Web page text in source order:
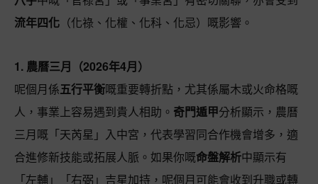
流年四化 （化祿、化權、化科、化忌）嘅影響。
1. 農曆三月（2026年4月）
呢個月係五行平衡嘅重要轉折點，尤其係屬木或火命格嘅
人，事業上容易遇到貴人相助。 奇門遁甲分析顯示，農曆
三月嘅「天芮星」入中宮，代表學習同合作機會增多，適
合進修新技能或拓展人脈。如果你嘅命盤解析中顯示有
「左輔」「右弼」吉星加持，呢個月可能會收到升職或轉